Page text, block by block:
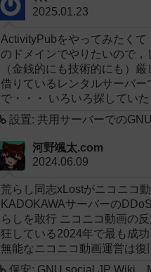
2025.01.23
ActivityPubをやってみたくて
のドメインでやりたいので，
（金銭的にも技術的にも）厳
借りているレンタルサーバー
で・・・ いろいろ探してい
設置: 共用サーバーでの
河野颯太.com
2024.06.09
荒らし同志xLostがニコニコ
KADOKAWAサーバーの
らしを敢行 ニコニコ動画の
狂している2024年で最も成
無能なニコニコ動画運営は復